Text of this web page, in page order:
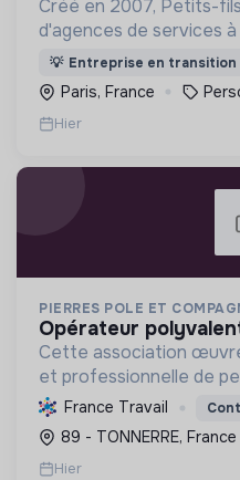
Créé en 2007, Petits-
d'agences de services
dans l'aide à domicile
💡 Entreprise en transition
Paris, France
Hier
PIERRES POLE ET
opérateur
Cette association
et professionnelle de
proposant divers
verts, encombrants,
contri...
France Travail
89 - TONNERRE, France
Hier